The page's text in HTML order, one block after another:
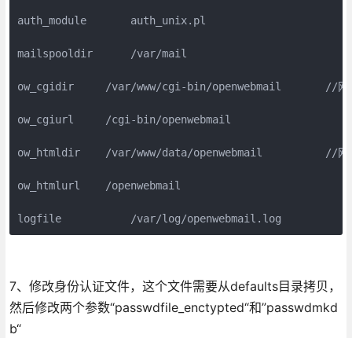
auth_module       auth_unix.pl
mailspooldir      /var/mail
ow_cgidir     /var/www/cgi-bin/openwebmail       //网页
ow_cgiurl     /cgi-bin/openwebmail
ow_htmldir    /var/www/data/openwebmail          //网页
ow_htmlurl    /openwebmail
logfile           /var/log/openwebmail.log
7、修改身份认证文件，这个文件需要从defaults目录拷贝，
然后修改两个参数“passwdfile_enctypted“和”passwdmkd
b“